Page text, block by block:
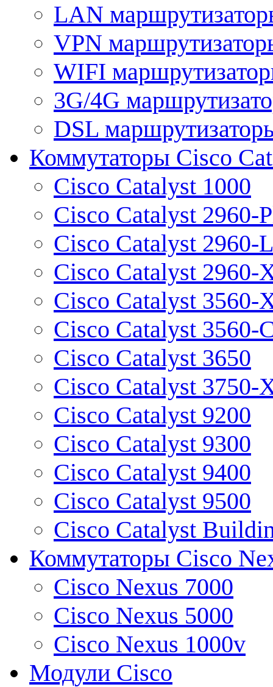
LAN
VPN
WIFI
3G/4G
DSL
Коммутаторы Cisco
Cisco Catalyst 1000
Cisco Catalyst 2960-
Cisco Catalyst 2960-L
Cisco Catalyst 2960-
Cisco Catalyst 3560-
Cisco Catalyst 3560-
Cisco Catalyst 3650
Cisco Catalyst 3750-
Cisco Catalyst 9200
Cisco Catalyst 9300
Cisco Catalyst 9400
Cisco Catalyst 9500
Cisco Catalyst
Коммутаторы Cisco
Cisco Nexus 7000
Cisco Nexus 5000
Cisco Nexus 1000v
Модули Cisco